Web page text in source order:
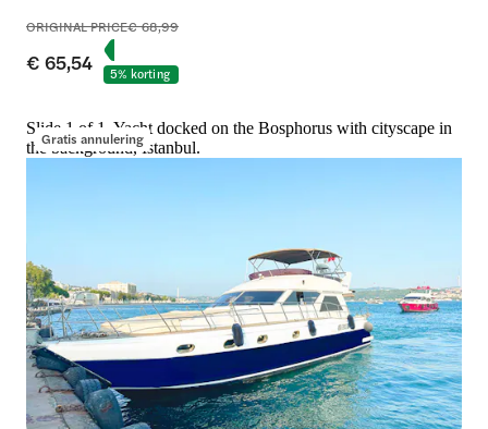
ORIGINAL PRICE€ 68,99
€ 65,54 5% korting
Gratis annulering
Slide 1 of 1, Yacht docked on the Bosphorus with cityscape in
the background, Istanbul.